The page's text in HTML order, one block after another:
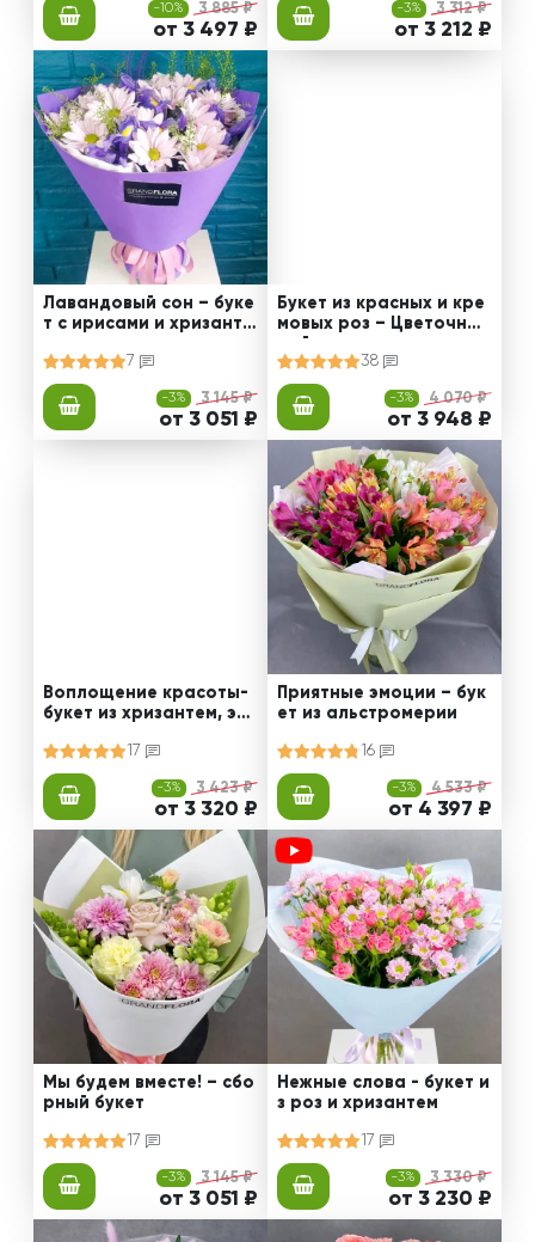
-10% 3 885 ₽
от 3 497 ₽
-3% 3 312 ₽
от 3 212 ₽
Лавандовый сон – буке
т с ирисами и хризанте
7
-3% 3 145 ₽
от 3 051 ₽
Букет из красных и кре
мовых роз – Цветочный
38
-3% 4 070 ₽
от 3 948 ₽
Воплощение красоты-
букет из хризантем, эус
17
-3% 3 423 ₽
от 3 320 ₽
Приятные эмоции – бук
ет из альстромерии
16
-3% 4 533 ₽
от 4 397 ₽
Мы будем вместе! – сбо
рный букет
17
-3% 3 145 ₽
от 3 051 ₽
Нежные слова - букет и
з роз и хризантем
17
-3% 3 330 ₽
от 3 230 ₽